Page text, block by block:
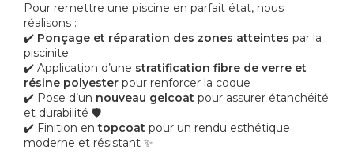
Pour remettre une piscine en parfait état, nous
réalisons :
✔️ Ponçage et réparation des zones atteintes par la
piscinite
✔️ Application d’une stratification fibre de verre et
résine polyester pour renforcer la coque
✔️ Pose d’un nouveau gelcoat pour assurer étanchéité
et durabilité 🛡️
✔️ Finition entopcoat pour un rendu esthétique
moderne et résistant ✨